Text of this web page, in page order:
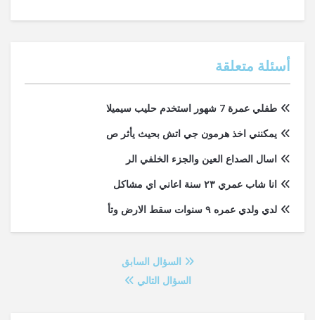
أسئلة متعلقة
طفلي عمرة 7 شهور استخدم حليب سيميلا
يمكنني اخذ هرمون جي اتش بحيث يأثر ص
اسال الصداع العين والجزء الخلفي الر
انا شاب عمري ٢٣ سنة اعاني اي مشاكل
لدي ولدي عمره ٩ سنوات سقط الارض وتأ
السؤال السابق
السؤال التالي